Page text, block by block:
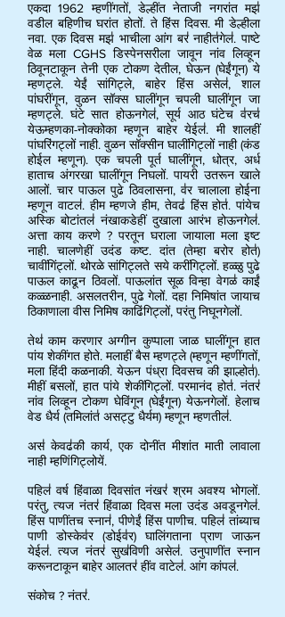
एकदा 1962 म्हणींगतों, डेल्हींत नेताजी नगरांत मझ॑
वडील बहिणीच घरांत होतों. ते हिंस दिवस. मी डेल्हीला
नवा. एक दिवस मझ॑ भाचीला आंग बर॑ नाहीत॑गेल॑. पाष्टे
वेळ मला CGHS डिस्पेनसरीला जावून नांव लिव्हून
ठिवूनटाकून तेनी एक टोकण देतील, घेऊन (घेईंगून) ये
म्हणट्ले. येईं सांगिट्ले, बाहेर हिंस असेल॑, शाल
पांघरींगून, वुळन सॉक्स घालींगून चपली घालींगून जा
म्हणट्ले. घंटे सात होऊनगेल॑, सूर्य आठ घंटेच व॑रच॑
येऊम्हणका-नोक्कोका म्हणून बाहेर येईल॑. मी शालहीं
पांघरिंगट्लों नाही. वुळन सॉक्सीन घालींगिट्लों नाही (कंड
होईल म्हणून). एक चपली पूर्त घालींगून, धोत्र, अर्ध
हाताच अंगरखा घालींगून निघलों. पायरी उतरून खाले
आलों. चार पाऊल पुढे ठिवलासना, व॑र चालाला होईना
म्हणून वाटल॑. हीम म्हणजे हीम, तेवढ॑ हिंस होत॑. पांयेच
अस्कि बोटांतल॑ नंखाकडेहीं दुखाला आरंभ होऊनगेल॑.
अत्ता काय करणे ? परतून घराला जायाला मला इष्ट
नाही. चालणेहीं उदंड कष्ट. दांत (तेम्हा बरोर होत॑)
चावींगिंट्लों. थोरळे सांगिट्लते सये करींगिट्लों. हळ्ळु पुढे
पाऊल काढून ठिवलों. पाऊलांत सूळ विन्हा वेगळ॑ काईं
कळ्ळनाही. असलतरीन, पुढे गेलों. दहा निमिषांत जायाच
ठिकाणाला वीस निमिष काढिंगिट्लों, परंतु निघूनगेलों.
तेथ॑ काम करणार अग्गीन कुप्पाला जाळ घालींगून हात
पांय शेकींगत होते. मलाहीं बैस म्हणट्ले (म्हणून म्हणींगतों,
मला हिंदी कळनाकी. येऊन पंध्रा दिवसच की झाल्होत॑).
मीहीं बसलों, हात पांये शेकींगिट्लों. परमानंद होत॑. नंतर॑
नांव लिव्हून टोकण घेविंगून (घेईंगून) येऊनगेलों. हेलाच
वेड धैर्य (तमिलांत॑ असट्टु धैर्यम) म्हणून म्हणतील॑.
अस॑ केवढ॑की कार्य, एक दोनींत मीशांत माती लावाला
नाही म्हणिंगिट्लोयें.
पहिल॑ वर्ष हिंवाळा दिवसांत नंखर॑ श्रम अवश्य भोगलों.
परंतु, त्यज नंतर॑ हिंवाळा दिवस मला उदंड अवडूनगेल॑.
हिंस पाणींतच स्नान॑, पीणेईं हिंस पाणीच. पहिल॑ तांब्याच
पाणी डोस्केव॑र (डोईव॑र) घालिंगताना प्राण जाऊन
येईल॑. त्यज नंतर॑ सुख॑विणी असेल॑. उनुपाणींत स्नान
करूनटाकून बाहेर आलतर॑ हींव वाटेल॑. आंग कांपल॑.
संकोच ? नंतर॑.